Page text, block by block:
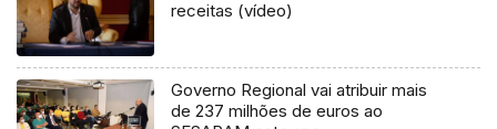
receitas (vídeo)
Governo Regional vai atribuir mais
de 237 milhões de euros ao